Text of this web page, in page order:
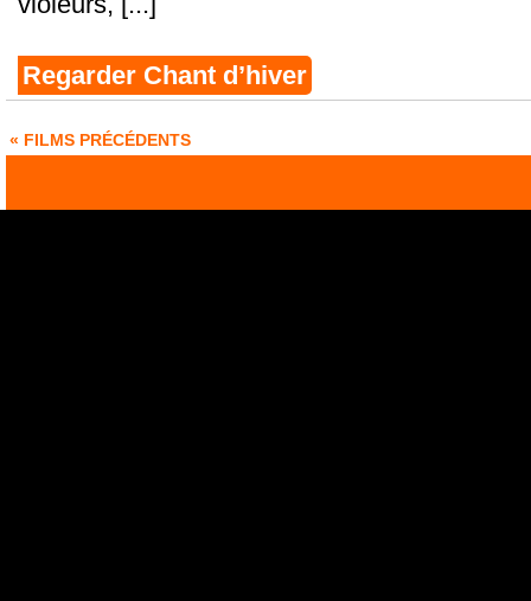
Regarder Chant d’hiver
« FILMS PRÉCÉDENTS